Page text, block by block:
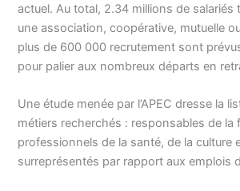
actuel. Au total, 2.34 millions de salariés
une association, coopérative, mutuelle
plus de 600 000 recrutement sont
pour palier aux nombreux départs en
Une étude menée par l’APEC dresse la
métiers recherchés : responsables de la
professionnels de la santé, de la culture
surreprésentés par rapport aux emplois